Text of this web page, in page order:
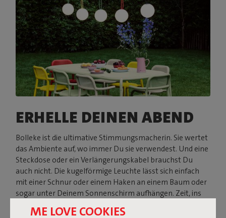
ME LOVE COOKIES
ERHELLE DEINEN ABEND
Bolleke ist die ultimative Stimmungsmacherin. Sie wertet
das Ambiente auf, wo immer Du sie verwendest. Und eine
Steckdose oder ein Verlängerungskabel brauchst Du
auch nicht. Die kugelförmige Leuchte lässt sich einfach
mit einer Schnur oder einem Haken an einem Baum oder
sogar unter Deinem Sonnenschirm aufhängen. Zeit, ins
Bolleke ist der Abend noch jung.